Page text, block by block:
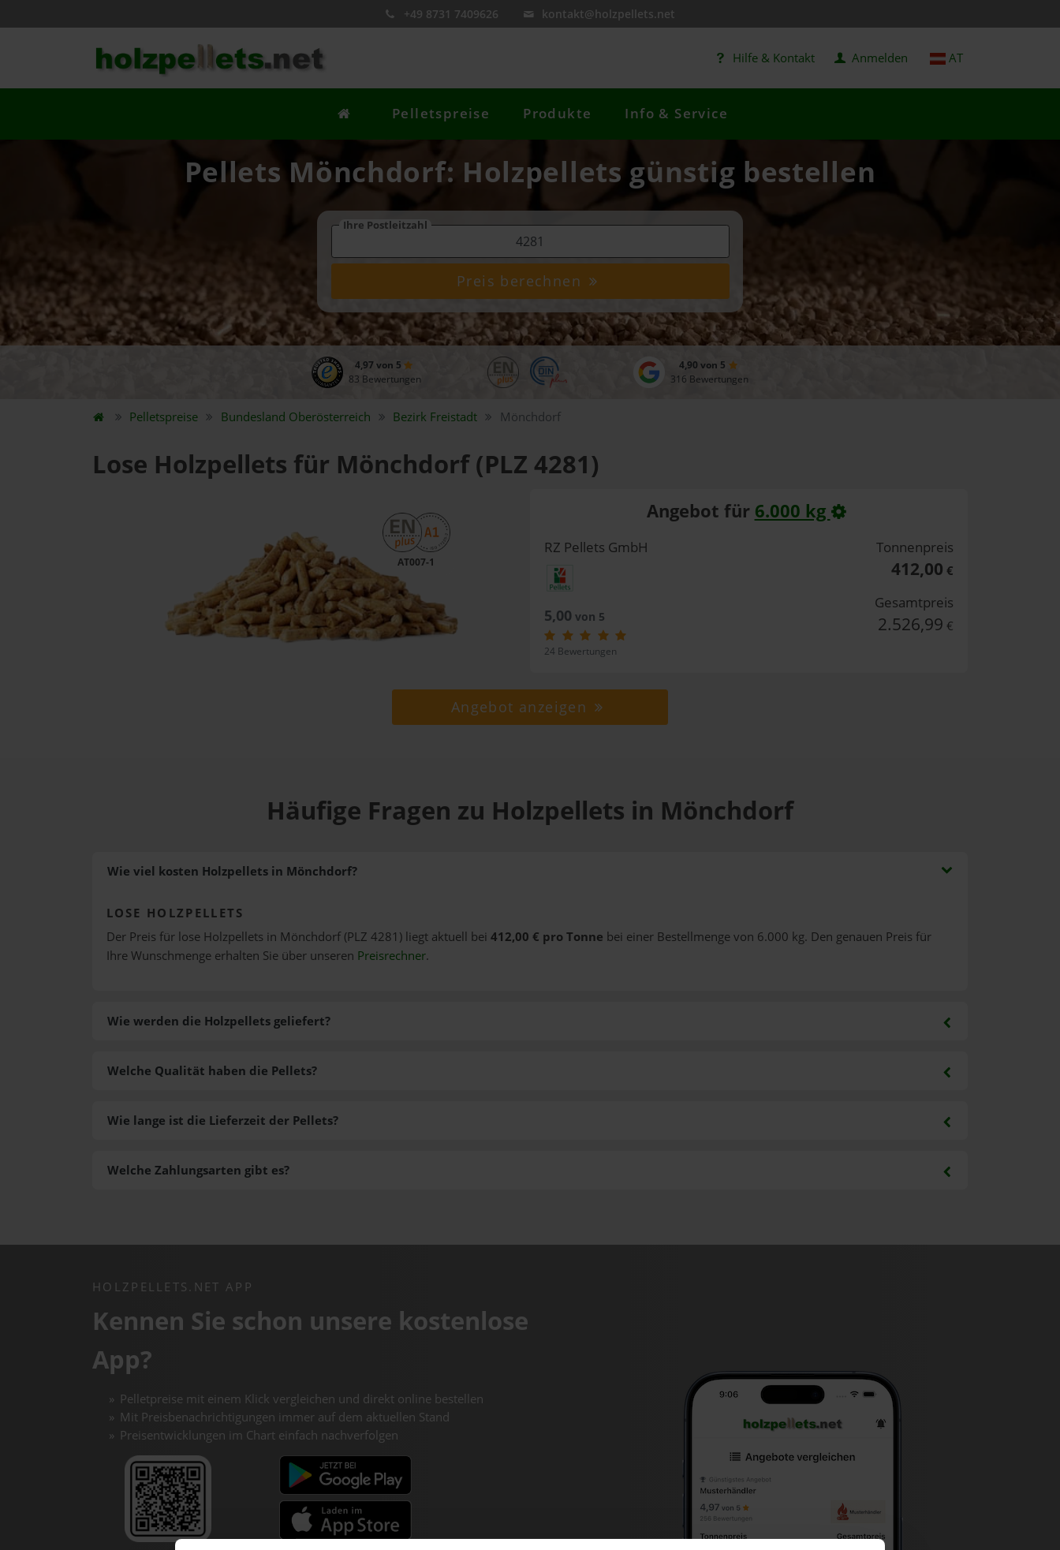
+49 8731 7409626 kontakt@holzpellets.net
Hilfe & Kontakt Anmelden AT
Pelletspreise Produkte Info & Service
Pellets Mönchdorf: Holzpellets günstig bestellen
Ihre Postleitzahl
Preis berechnen
4,97 von 5
83 Bewertungen
4,90 von 5
316 Bewertungen
Pelletspreise Bundesland Oberösterreich Bezirk Freistadt Mönchdorf
Lose Holzpellets für Mönchdorf (PLZ 4281)
AT007-1
Angebot für 6.000 kg
RZ Pellets GmbH
5,00 von 5
24 Bewertungen
Tonnenpreis
412,00 €
Gesamtpreis
2.526,99 €
Angebot anzeigen
Häufige Fragen zu Holzpellets in Mönchdorf
Wie viel kosten Holzpellets in Mönchdorf?
LOSE HOLZPELLETS
Der Preis für lose Holzpellets in Mönchdorf (PLZ 4281) liegt aktuell bei 412,00 € pro Tonne bei einer Bestellmenge von 6.000 kg. Den genauen Preis für
Ihre Wunschmenge erhalten Sie über unseren Preisrechner.
Wie werden die Holzpellets geliefert?
Welche Zahlungsarten gibt es?
Welche Qualität haben die Pellets?
Wie lange ist die Lieferzeit der Pellets?
HOLZPELLETS.NET APP
Kennen Sie schon unsere kostenlose
App?
Pelletpreise mit einem Klick vergleichen und direkt online bestellen
Mit Preisbenachrichtigungen immer auf dem aktuellen Stand
Preisentwicklungen im Chart einfach nachverfolgen